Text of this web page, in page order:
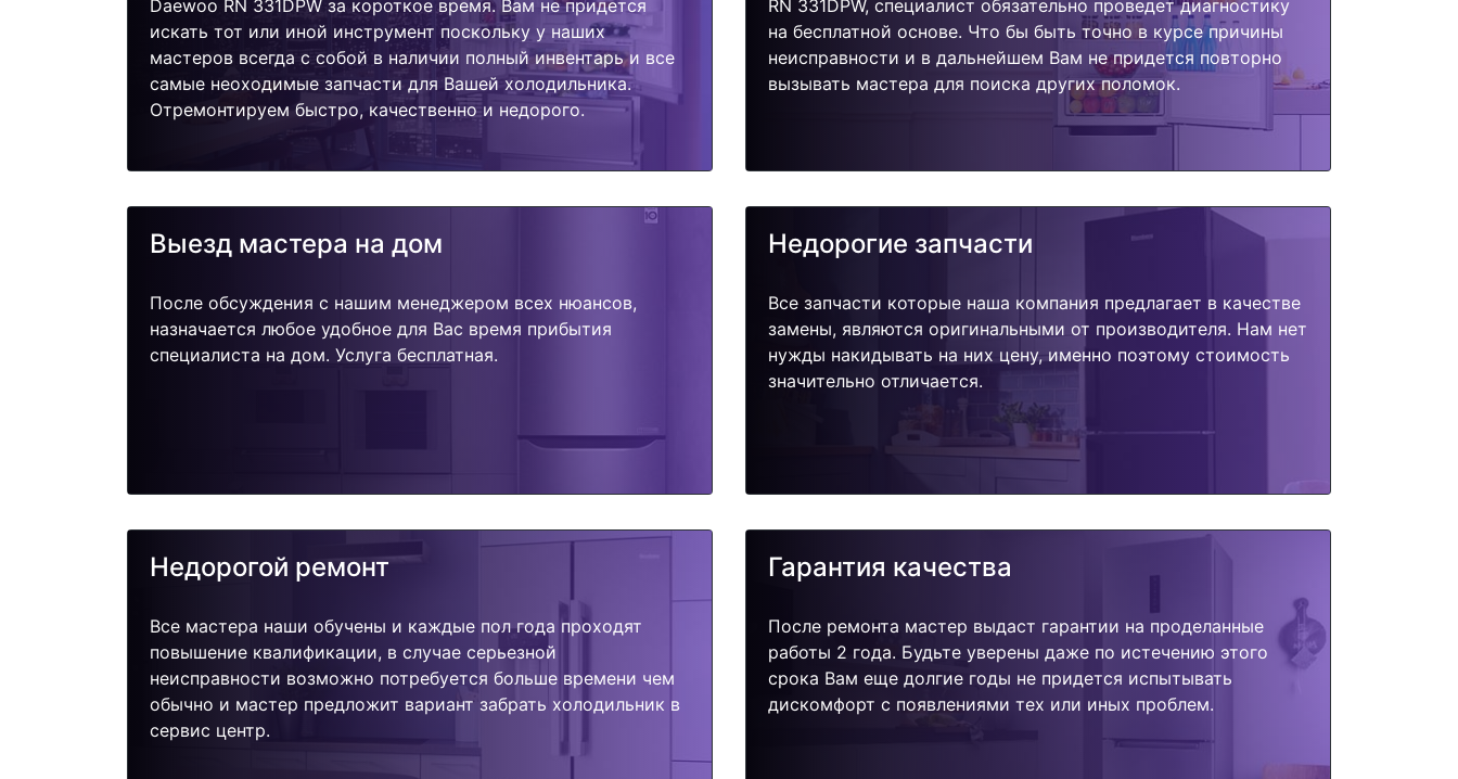
Daewoo RN 331DPW за короткое время. Вам не придется
искать тот или иной инструмент поскольку у наших
мастеров всегда с собой в наличии полный инвентарь и все
самые неоходимые запчасти для Вашей холодильника.
Отремонтируем быстро, качественно и недорого.
RN 331DPW, специалист обязательно проведет диагностику
на бесплатной основе. Что бы быть точно в курсе причины
неисправности и в дальнейшем Вам не придется повторно
вызывать мастера для поиска других поломок.
Выезд мастера на дом
После обсуждения с нашим менеджером всех нюансов,
назначается любое удобное для Вас время прибытия
специалиста на дом. Услуга бесплатная.
Недорогие запчасти
Все запчасти которые наша компания предлагает в качестве
замены, являются оригинальными от производителя. Нам нет
нужды накидывать на них цену, именно поэтому стоимость
значительно отличается.
Недорогой ремонт
Все мастера наши обучены и каждые пол года проходят
повышение квалификации, в случае серьезной
неисправности возможно потребуется больше времени чем
обычно и мастер предложит вариант забрать холодильник в
сервис центр.
Гарантия качества
После ремонта мастер выдаст гарантии на проделанные
работы 2 года. Будьте уверены даже по истечению этого
срока Вам еще долгие годы не придется испытывать
дискомфорт с появлениями тех или иных проблем.